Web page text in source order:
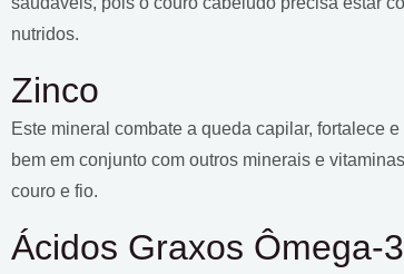
nutridos.
Zinco
Este mineral combate a queda capilar, fortalece
bem em conjunto com outros minerais e
couro e fio.
Ácidos Graxos Ômega-3